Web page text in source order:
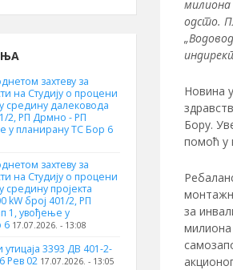
милиона
одсто.
Новина
Бору.
помоћ у
за
захтеву за
на Студију о процени
средину далековода
2, РП Дрмно - РП
у планирану ТС Бор 6
захтеву за
на Студију о процени
средину пројекта
kW број 401/2, РП
1, увођење у
6 17.07.2026. - 13:08
3393 ДВ 401-2-
Рев 02 17.07.2026. - 13:05